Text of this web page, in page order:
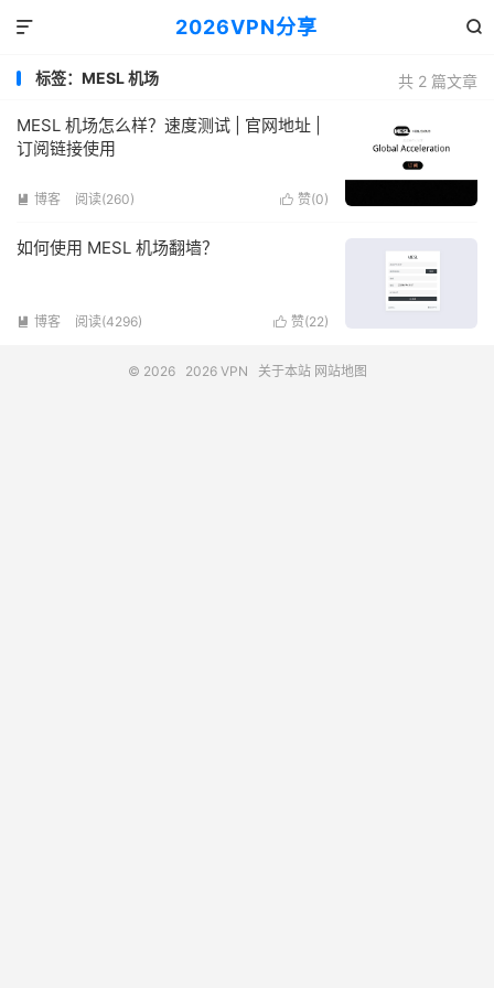
2026VPN分享 

共 2 篇文章
标签：MESL 机场
MESL 机场怎么样？速度测试 | 官网地址 |
订阅链接使用
 赞(0)
 博客 阅读(260)
如何使用 MESL 机场翻墙？
 赞(22)
 博客 阅读(4296)
© 2026 2026 VPN 关于本站 网站地图